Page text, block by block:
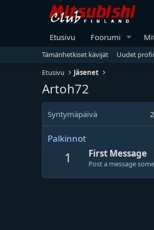
Etusivu Foorumi
Tämänhetkiset kävijät Uudet
Etusivu
Jäsenet
Artoh72
Syntymäpäivä
Palkinnot
1 First Message
Post a message